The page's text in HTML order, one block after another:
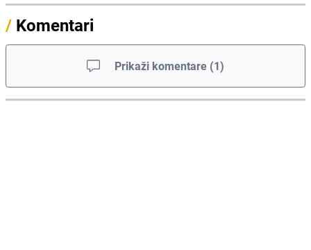
/ Komentari
Prikaži komentare (1)